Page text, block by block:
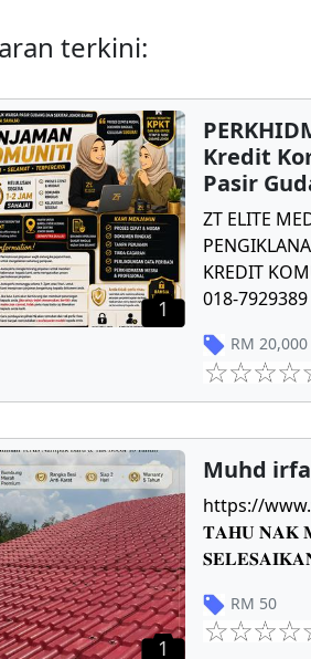
terkini:
1
Kredit
Pasir
ZT ELITE
KREDIT
018-
RM 20,000
1
Muhd
https://
𝐓𝐀𝐇𝐔 𝐍𝐀𝐊
RM 50